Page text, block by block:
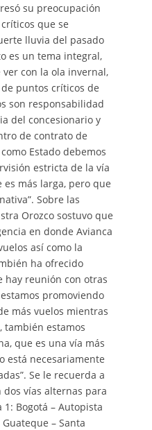
su preocupación
que se
lluvia del pasado
es un tema integral,
con la ola invernal,
puntos críticos de
son responsabilidad
del concesionario y
de contrato de
Estado debemos
estricta de la vía
más larga, pero que
Sobre las
Orozco sostuvo que
en donde Avianca
así como la
ha ofrecido
hay reunión con otras
promoviendo
más vuelos mientras
también estamos
que es una vía más
está necesariamente
Se le recuerda a
vías alternas para
Bogotá – Autopista
– Santa